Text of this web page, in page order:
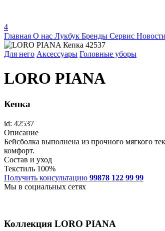
4
Главная О нас Лукбук Бренды Сервис Новости
Для него Аксессуары Головные уборы
LORO PIANA
Кепка
id: 42537
Описание
Бейсболка выполнена из прочного мягкого
комфорт.
Состав и уход
Текстиль 100%
Получить консультацию 99878 122 99 99
Мы в социальных сетях
Коллекция LORO PIANA